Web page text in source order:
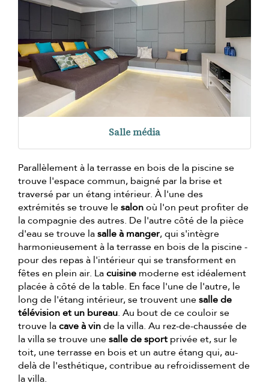
Salle média
Parallèlement à la terrasse en bois de la piscine se
trouve l'espace commun, baigné par la brise et
traversé par un étang intérieur. À l'une des
extrémités se trouve lesalonoù l'on peut profiter de
la compagnie des autres. De l'autre côté de la pièce
d'eau se trouve lasalle à manger, qui s'intègre
harmonieusement à la terrasse en bois de la piscine -
pour des repas à l'intérieur qui se transforment en
fêtes en plein air. Lacuisine moderne est idéalement
placée à côté de la table. En face l'une de l'autre, le
long de l'étang intérieur, se trouvent unesalle de
télévision et un bureau. Au bout de ce couloir se
trouve lacave à vinde la villa. Au rez-de-chaussée de
la villa se trouve unesalle de sport privée et, sur le
toit, une terrasse en bois et un autre étang qui, au-
delà de l'esthétique, contribue au refroidissement de
la villa.